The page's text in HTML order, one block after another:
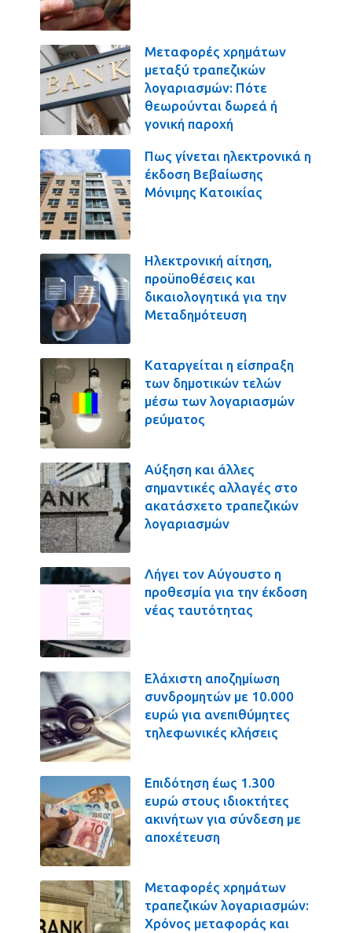
Μεταφορές χρημάτων
μεταξύ τραπεζικών
λογαριασμών: Πότε
θεωρούνται δωρεά ή
γονική παροχή
Πως γίνεται ηλεκτρονικά η
έκδοση Βεβαίωσης
Μόνιμης Κατοικίας
Ηλεκτρονική αίτηση,
προϋποθέσεις και
δικαιολογητικά για την
Μεταδημότευση
Καταργείται η είσπραξη
των δημοτικών τελών
μέσω των λογαριασμών
ρεύματος
Αύξηση και άλλες
σημαντικές αλλαγές στο
ακατάσχετο τραπεζικών
λογαριασμών
Λήγει τον Αύγουστο η
προθεσμία για την έκδοση
νέας ταυτότητας
Ελάχιστη αποζημίωση
συνδρομητών με 10.000
ευρώ για ανεπιθύμητες
τηλεφωνικές κλήσεις
Επιδότηση έως 1.300
ευρώ στους ιδιοκτήτες
ακινήτων για σύνδεση με
αποχέτευση
Μεταφορές χρημάτων
τραπεζικών λογαριασμών:
Χρόνος μεταφοράς και